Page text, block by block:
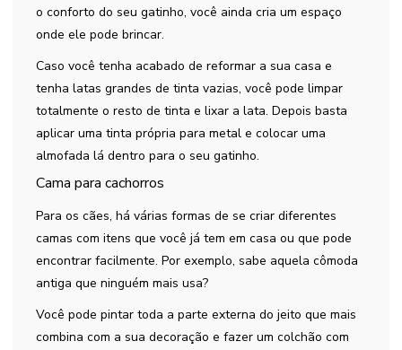
o conforto do seu gatinho, você ainda cria um espaço
onde ele pode brincar.
Caso você tenha acabado de reformar a sua casa e
tenha latas grandes de tinta vazias, você pode limpar
totalmente o resto de tinta e lixar a lata. Depois basta
aplicar uma tinta própria para metal e colocar uma
almofada lá dentro para o seu gatinho.
Cama para cachorros
Para os cães, há várias formas de se criar diferentes
camas com itens que você já tem em casa ou que pode
encontrar facilmente. Por exemplo, sabe aquela cômoda
antiga que ninguém mais usa?
Você pode pintar toda a parte externa do jeito que mais
combina com a sua decoração e fazer um colchão com